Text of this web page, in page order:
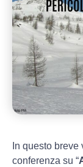
In questo
conferenza su “